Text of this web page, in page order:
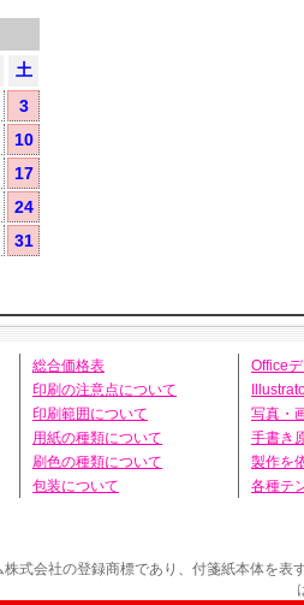
土
3
10
17
24
31
総合価格表
印刷の注意点について
印刷範囲について
用紙の種類について
刷色の種類について
包装について
Office
写真・
手書き
製作を
各種テ
式会社の登録商標であり、付箋紙本体を